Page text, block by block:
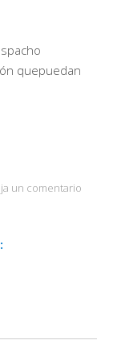
quepuedan
un comentario